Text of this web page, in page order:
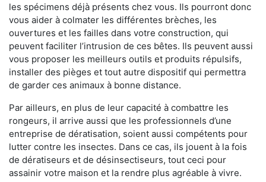
les spécimens déjà présents chez vous. Ils pourront donc
vous aider à colmater les différentes brèches, les
ouvertures et les failles dans votre construction, qui
peuvent faciliter l’intrusion de ces bêtes. Ils peuvent aussi
vous proposer les meilleurs outils et produits répulsifs,
installer des pièges et tout autre dispositif qui permettra
de garder ces animaux à bonne distance.
Par ailleurs, en plus de leur capacité à combattre les
rongeurs, il arrive aussi que les professionnels d’une
entreprise de dératisation, soient aussi compétents pour
lutter contre les insectes. Dans ce cas, ils jouent à la fois
de dératiseurs et de désinsectiseurs, tout ceci pour
assainir votre maison et la rendre plus agréable à vivre.